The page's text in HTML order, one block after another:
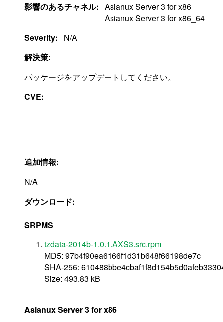
影響のあるチャネル: Asianux Server 3 for x86
Asianux Server 3 for x86_64
Severity:
N/A
解決策:
パッケージをアップデートしてください。
CVE:
追加情報:
N/A
ダウンロード:
SRPMS
tzdata-2014b-1.0.1.AXS3.src.rpm
MD5: 97b4f90ea6166f1d31b648f66198de7c
SHA-256:
Size: 493.83 kB
Asianux Server 3 for x86